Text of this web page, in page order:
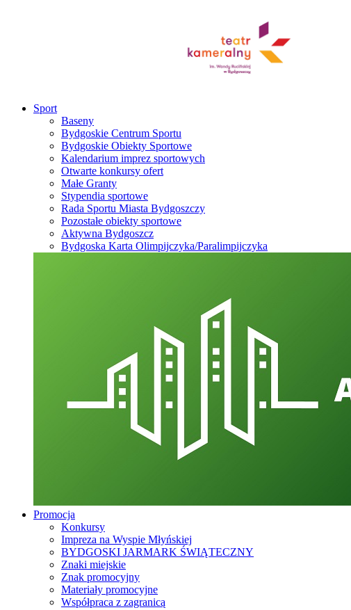
Sport
Baseny
Bydgoskie Centrum Sportu
Bydgoskie Obiekty Sportowe
Kalendarium imprez sportowych
Otwarte konkursy ofert
Małe Granty
Stypendia sportowe
Rada Sportu Miasta Bydgoszczy
Pozostałe obiekty sportowe
Aktywna Bydgoszcz
Bydgoska Karta Olimpijczyka/Paralimpijczyka
Promocja
Konkursy
Impreza na Wyspie Młyńskiej
BYDGOSKI JARMARK ŚWIĄTECZNY
Znaki miejskie
Znak promocyjny
Materiały promocyjne
Współpraca z zagranicą